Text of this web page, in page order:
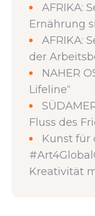
AFRIKA:
Ernährung
AFRIKA:
der
NAHER
Lifeline“
Fluss des
Kunst für
Kreativität